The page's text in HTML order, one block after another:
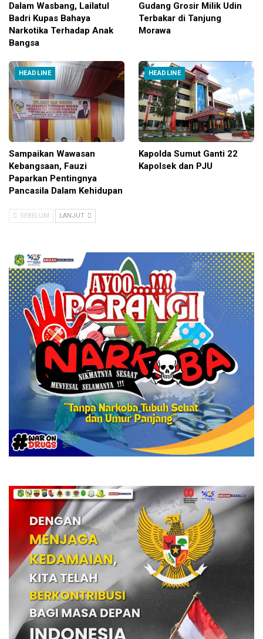
Dalam Wasbang, Lailatul
Badri Kupas Bahaya
Narkotika Terhadap Anak
Bangsa
Gudang Grosir Milik Udin
Terbakar di Tanjung
Morawa
HEADLINE
Sampaikan Wawasan
Kebangsaan, Fauzi
Paparkan Pentingnya
Pancasila Dalam Kehidupan
HEADLINE
Kapolda Sumut Ganti 22
Kapolsek dan PJU
SEBELUM LANJUT